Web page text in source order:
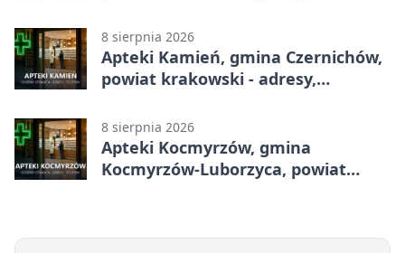
godziny otwarcia
8 sierpnia 2026
Apteki Kamień, gmina Czernichów,
powiat krakowski - adresy,
8 sierpnia 2026
Apteki Kocmyrzów, gmina
Kocmyrzów-Luborzyca, powiat